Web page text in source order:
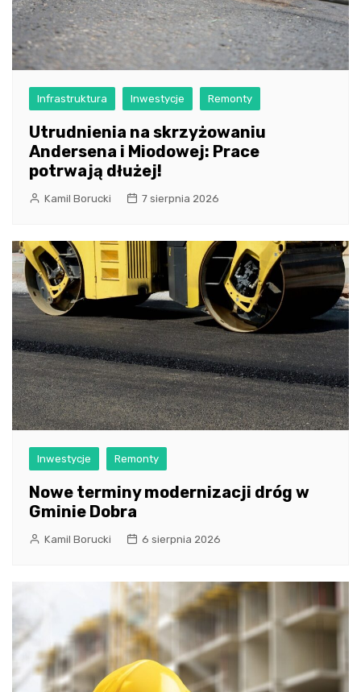
Infrastruktura Inwestycje Remonty
Utrudnienia na skrzyżowaniu
Andersena i Miodowej: Prace
potrwają dłużej!
Kamil Borucki 7 sierpnia 2026
Inwestycje Remonty
Nowe terminy modernizacji dróg w
Gminie Dobra
Kamil Borucki 6 sierpnia 2026